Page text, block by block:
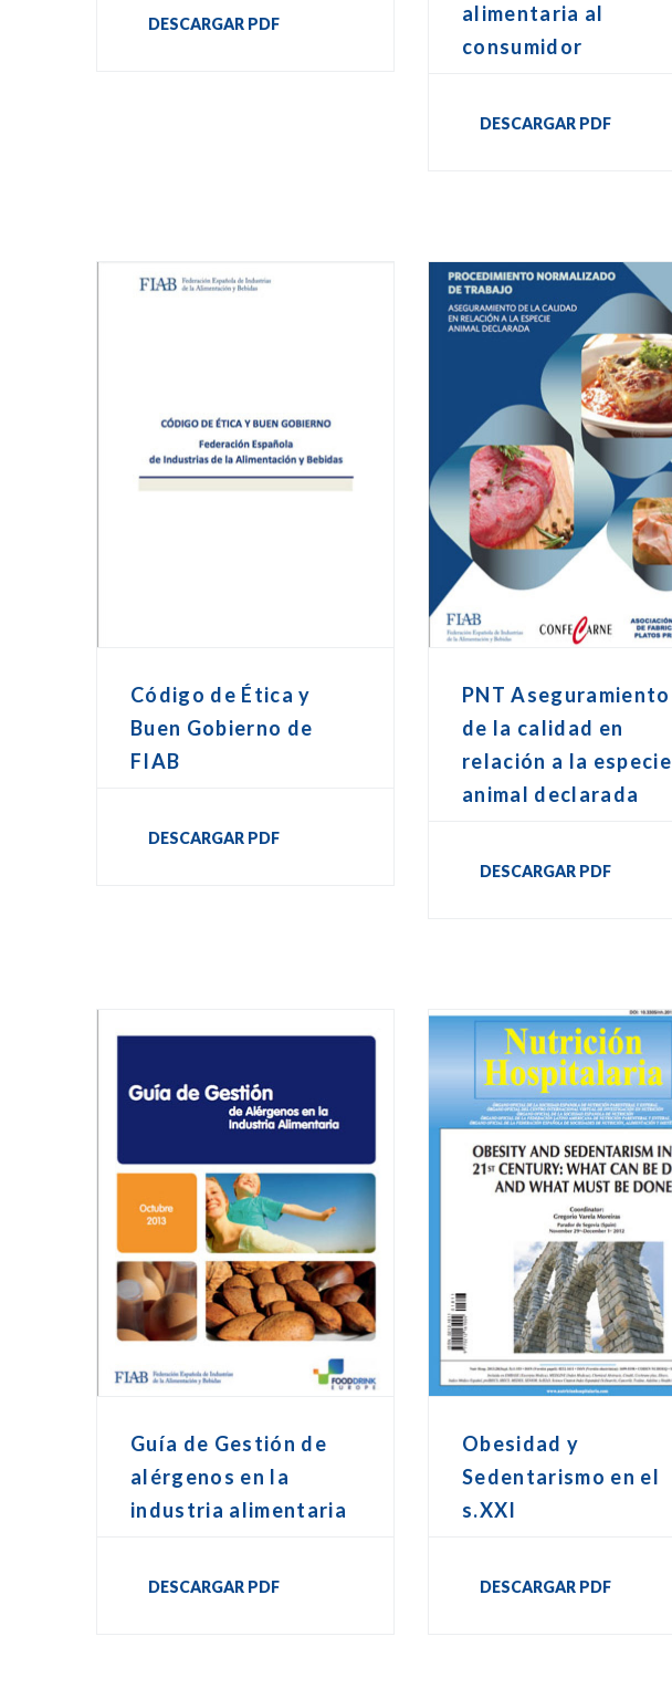
DESCARGAR PDF
alimentaria al
consumidor
DESCARGAR PDF
Código de Ética y
Buen Gobierno de
FIAB
DESCARGAR PDF
PNT Aseguramiento
de la calidad en
relación a la especie
animal declarada
DESCARGAR PDF
Guía de Gestión de
alérgenos en la
industria alimentaria
DESCARGAR PDF
Obesidad y
Sedentarismo en el
s.XXI
DESCARGAR PDF